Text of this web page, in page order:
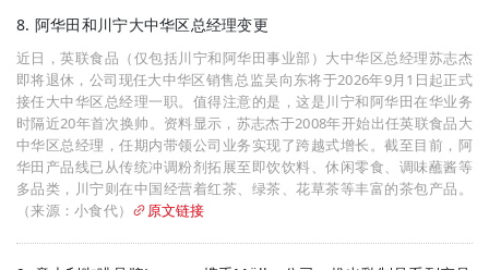
8. 阿华田和川宁大中华区总经理变更
近日，英联食品（仅包括川宁和阿华田事业部）大中华区总经理苏志杰
即将退休，公司现任大中华区销售总监吴向东将于2026年9月1日起正式
接任大中华区总经理一职。值得注意的是，这是川宁和阿华田在华业务
时隔近20年首次换帅。资料显示，苏志杰于2008年开始出任英联食品大
中华区总经理，任期内带领公司业务实现了跨越式增长。截至目前，阿
华田产品线已从传统冲调粉剂拓展至即饮饮料、休闲零食、调味蘸酱等
多品类，川宁则在中国经营着红茶、绿茶、花草茶等丰富的茶包产品。
（来源：小食代）
原文链接